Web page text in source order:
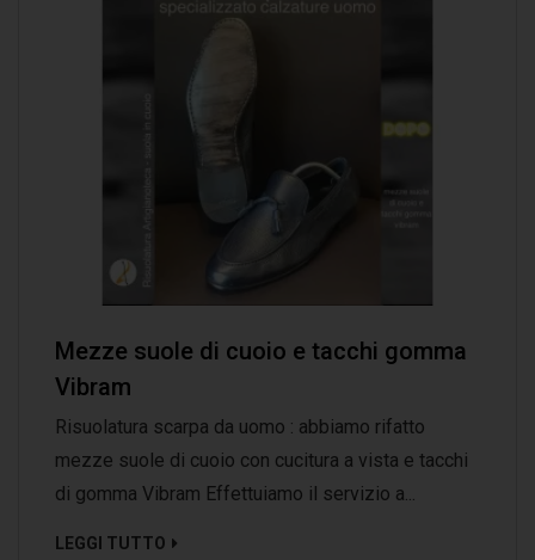
Mezze suole di cuoio e tacchi gomma
Vibram
Risuolatura scarpa da uomo : abbiamo rifatto
mezze suole di cuoio con cucitura a vista e tacchi
di gomma Vibram Effettuiamo il servizio a...
LEGGI TUTTO